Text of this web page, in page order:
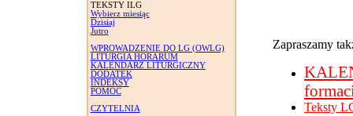
TEKSTY ILG
Wybierz miesiąc
Dzisiaj
Jutro
WPROWADZENIE DO LG (OWLG)
LITURGIA HORARUM
KALENDARZ LITURGICZNY
DODATEK
INDEKSY
POMOC
CZYTELNIA
Zapraszamy
Teksty